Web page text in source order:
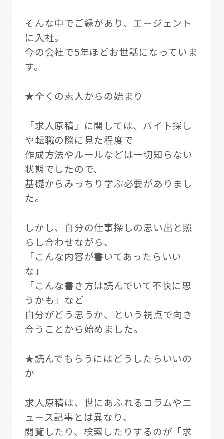
そんな中でご縁があり、エージェント
に入社。
今の会社で5年ほどお世話になっていま
す。
★全くの素人からの始まり
「求人原稿」に関しては、バイト探し
や転職の際に見た程度で
作成方法やルールなどは一切知らない
状態でしたので、
基礎からみっちり学ぶ必要がありまし
た。
しかし、自分の仕事探しの思い出と照
らし合わせながら、
「こんな内容が書いてあったらいい
な」
「こんな書き方は読んでいて不快に思
うかも」など
自分がどう思うか、という視点で向き
合うことから始めました。
★読んでもらうにはどうしたらいいの
か
求人原稿は、世にあふれるコラムやニ
ュース記事とは異なり、
閲覧したり、検索したりするのが「求